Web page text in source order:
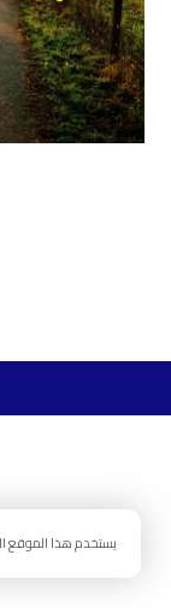
يستخدم هذا الموقع